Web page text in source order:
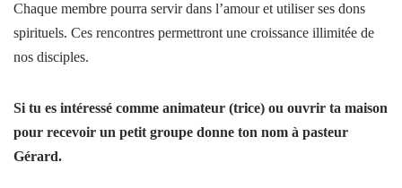
Chaque membre pourra servir dans l’amour et utiliser ses dons
spirituels. Ces rencontres permettront une croissance illimitée de
nos disciples.
Si tu es intéressé comme animateur (trice) ou ouvrir ta maison
pour recevoir un petit groupe donne ton nom à pasteur
Gérard.